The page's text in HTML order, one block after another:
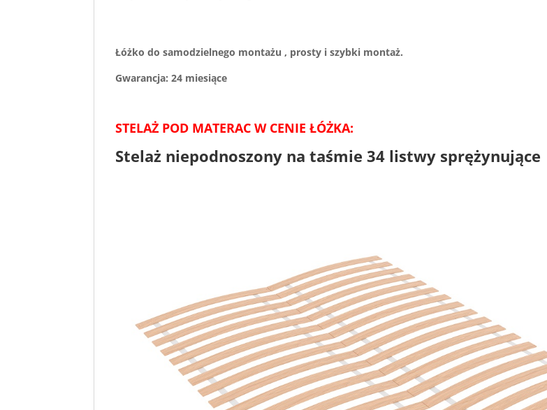
Łóżko do samodzielnego montażu , prosty i szybki montaż.
Gwarancja: 24 miesiące
STELAŻ POD MATERAC W CENIE ŁÓŻKA:
Stelaż niepodnoszony na taśmie 34 listwy sprężynujące